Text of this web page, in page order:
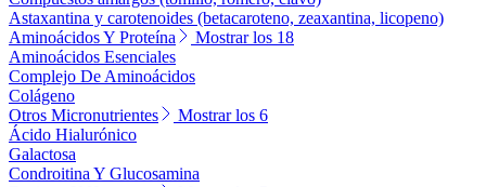
Astaxantina y carotenoides (betacaroteno, zeaxantina, licopeno)
Aminoácidos Y Proteína
Mostrar los 18
Aminoácidos Esenciales
Complejo De Aminoácidos
Colágeno
Otros Micronutrientes
Mostrar los 6
Ácido Hialurónico
Galactosa
Condroitina Y Glucosamina